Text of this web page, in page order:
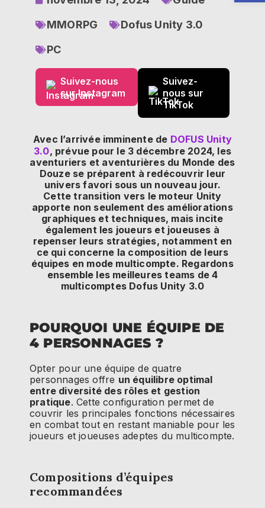
MMORPG
Dofus Unity 3.0
PC
Suivez-nous
sur Instagram
Suivez-
nous sur
TikTok
Avec l’arrivée imminente de DOFUS Unity
3.0, prévue pour le 3 décembre 2024, les
aventuriers et aventurières du Monde des
Douze se préparent à redécouvrir leur
univers favori sous un nouveau jour.
Cette transition vers le moteur Unity
apporte non seulement des améliorations
graphiques et techniques, mais incite
également les joueurs et joueuses à
repenser leurs stratégies, notamment en
ce qui concerne la composition de leurs
équipes en mode multicompte. Regardons
ensemble les meilleures teams de 4
multicomptes Dofus Unity 3.0
POURQUOI UNE ÉQUIPE DE
4 PERSONNAGES ?
Opter pour une équipe de quatre
personnages offre un équilibre optimal
entre diversité des rôles et gestion
pratique. Cette configuration permet de
couvrir les principales fonctions nécessaires
en combat tout en restant maniable pour les
joueurs et joueuses adeptes du multicompte.
Compositions d’équipes
recommandées